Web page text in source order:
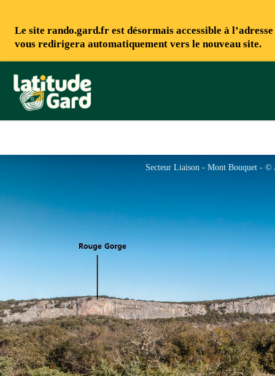
Le site rando.gard.fr est désormais accessible à l’adresse
vous redirigera automatiquement vers le nouveau site.
Rando Gard